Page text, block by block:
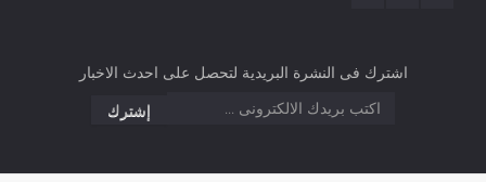
اشترك فى النشرة البريدية لتحصل على احدث الاخبار